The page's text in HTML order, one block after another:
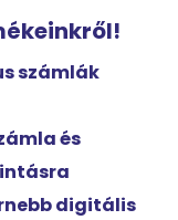
számlák
és
digitális